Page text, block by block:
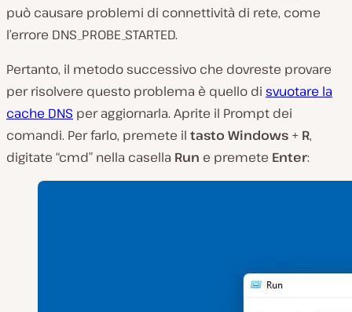
può causare problemi di connettività di rete, come
l’errore DNS_PROBE_STARTED.
Pertanto, il metodo successivo che dovreste provare
per risolvere questo problema è quello di svuotare la
cache DNS per aggiornarla. Aprite il Prompt dei
comandi. Per farlo, premete il tasto Windows + R,
digitate “cmd” nella casella Run e premete Enter: